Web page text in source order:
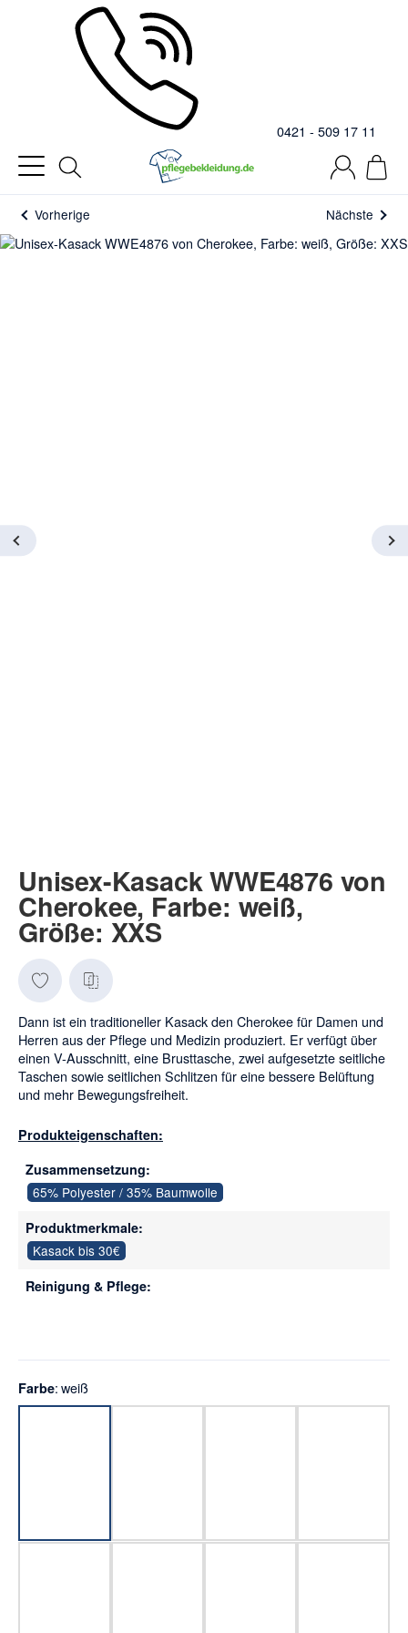
0421 - 509 17 11
Vorherige Nächste
Unisex-Kasack WWE4876 von
Cherokee, Farbe: weiß,
Größe: XXS
Dann ist ein traditioneller Kasack den Cherokee für Damen und
Herren aus der Pflege und Medizin produziert. Er verfügt über
einen V-Ausschnitt, eine Brusttasche, zwei aufgesetzte seitliche
Taschen sowie seitlichen Schlitzen für eine bessere Belüftung
und mehr Bewegungsfreiheit.
Produkteigenschaften:
Zusammensetzung:
65% Polyester / 35% Baumwolle
Produktmerkmale:
Kasack bis 30€
Reinigung & Pflege:
Farbe weiß
weiß grau hellblau türkis